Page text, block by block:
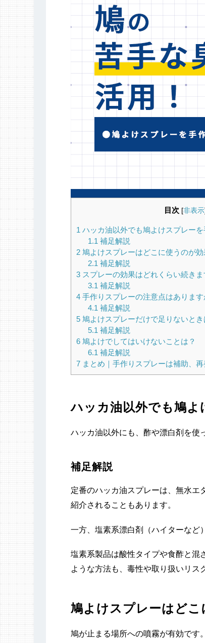
目次 [非表示]
1 ハッカ油以外でも鳩よけスプレーを
1.1 補足解説
2鳩よけスプレーはどこに使うのが効
2.1 補足解説
3スプレーの効果はどれくらい続きま
3.1 補足解説
4手作りスプレーの注意点はあります
4.1 補足解説
5鳩よけスプレーだけで足りないとき
5.1 補足解説
6鳩よけでしてはいけないことは？
6.1 補足解説
7まとめ｜手作りスプレーは補助、
ハッカ油以外でも鳩よ
ハッカ油以外にも、酢や漂白剤を使
補足解説
定番のハッカ油スプレーは、無水エ
紹介されることもあります。
一方、塩素系漂白剤（ハイターなど
塩素系製品は酸性タイプや食酢と混
ような方法も、毒性や取り扱いリス
鳩よけスプレーはどこ
鳩が止まる場所への噴霧が有効です